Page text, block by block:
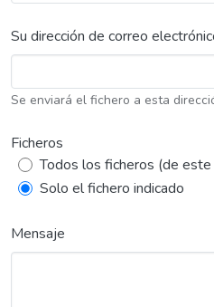
Su dirección de correo
Se enviará el fichero a esta
Ficheros
Todos los ficheros (de
Solo el fichero indicado
Mensaje